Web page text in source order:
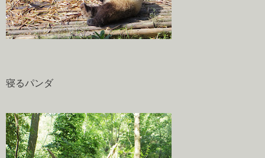
寝るパンダ